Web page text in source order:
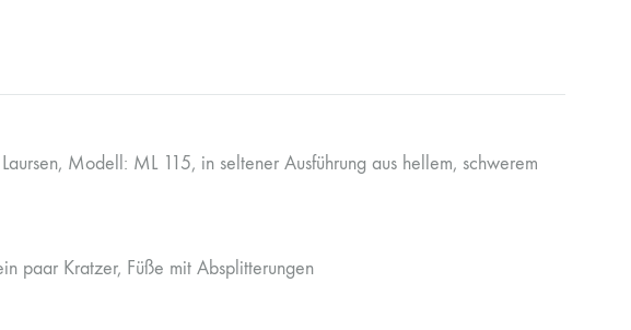
Modell: ML 115, in seltener Ausführung aus hellem, schwerem
paar Kratzer, Füße mit Absplitterungen